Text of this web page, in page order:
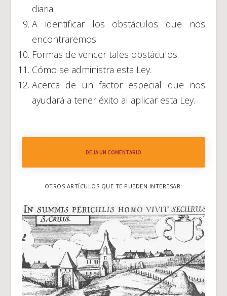
diaria.
A identificar los obstáculos que nos
encontraremos.
Formas de vencer tales obstáculos.
Cómo se administra esta Ley.
Acerca de un factor especial que nos
ayudará a tener éxito al aplicar esta Ley.
DEJA UN COMENTARIO
OTROS ARTÍCULOS QUE TE PUEDEN INTERESAR: